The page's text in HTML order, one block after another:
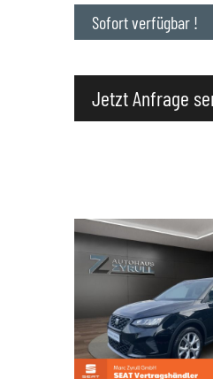
Impressum
Sofort verfügbar !
Jetzt Anfrage